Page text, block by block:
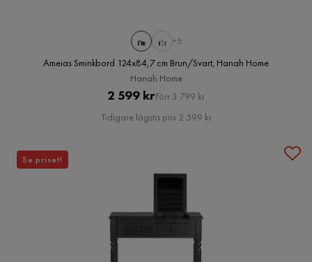
+5
Ameias Sminkbord 124x84,7 cm Brun/Svart, Hanah Home
Hanah Home
Pris
2 599 krOriginal
Pris
Förr 3 799 kr
Tidigare lägsta pris 2 599 kr
Se priset!